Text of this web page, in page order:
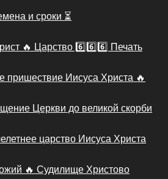
и сроки ⏳
🔥 Царство 6️⃣6️⃣6️⃣ Печать
пришествие Иисуса Христа 🔥
Церкви до великой скорби
царство Иисуса Христа
🔥 Судилище Христово